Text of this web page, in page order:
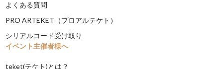
よくある質問
PRO ARTEKET（プロアルテケト）
シリアルコード受け取り
イベント主催者様へ
teket(テケト)とは？